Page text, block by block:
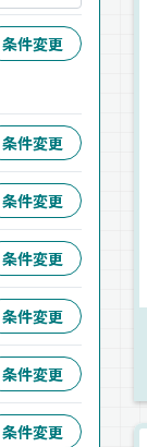
条件変更
条件変更
条件変更
条件変更
条件変更
条件変更
条件変更